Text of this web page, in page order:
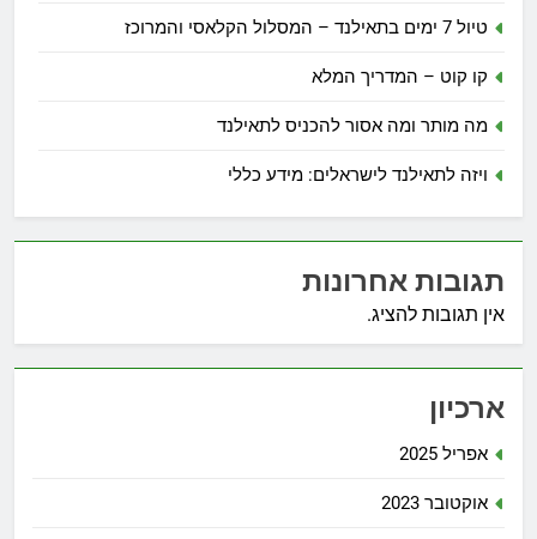
טיול 7 ימים בתאילנד – המסלול הקלאסי והמרוכז
קו קוט – המדריך המלא
מה מותר ומה אסור להכניס לתאילנד
ויזה לתאילנד לישראלים: מידע כללי
תגובות אחרונות
אין תגובות להציג.
ארכיון
אפריל 2025
אוקטובר 2023